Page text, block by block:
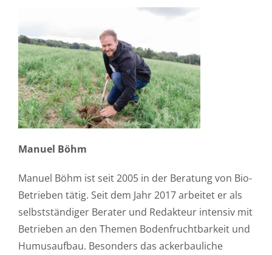
Manuel Böhm
Manuel Böhm ist seit 2005 in der Beratung von Bio-
Betrieben tätig. Seit dem Jahr 2017 arbeitet er als
selbstständiger Berater und Redakteur intensiv mit
Betrieben an den Themen Bodenfruchtbarkeit und
Humusaufbau. Besonders das ackerbauliche